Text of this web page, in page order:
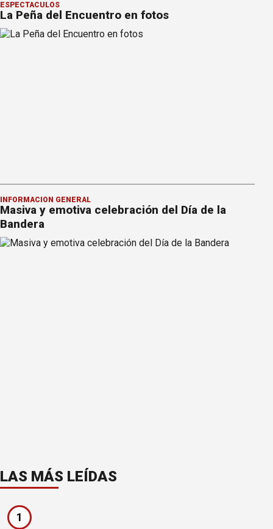
ESPECTÁCULOS
La Peña del Encuentro en fotos
INFORMACION GENERAL
Masiva y emotiva celebración del Día de la
Bandera
LAS MÁS LEÍDAS
1